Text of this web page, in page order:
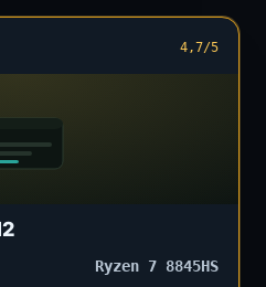
4,7/5
Ryzen 7 8845HS